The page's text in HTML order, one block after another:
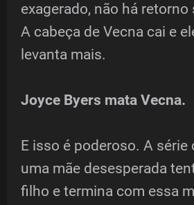
exagerado, não há
A cabeça de Vecna cai e
levanta mais.
Joyce Byers mata Vecna.
E isso é poderoso. A série
uma mãe desesperada
filho e termina com essa